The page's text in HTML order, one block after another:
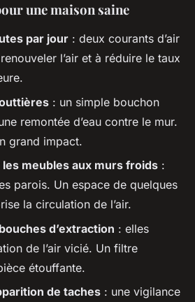
une maison saine
par jour : deux courants d’air
l’air et à réduire le taux
: un simple bouchon
remontée d’eau contre le mur.
grand impact.
les meubles aux murs froids :
parois. Un espace de quelques
la circulation de l’air.
d’extraction : elles
de l’air vicié. Un filtre
étouffante.
de taches : une vigilance